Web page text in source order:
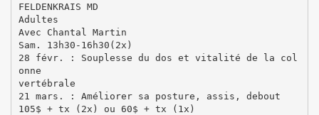
FELDENKRAIS MD
Adultes
Avec Chantal Martin
Sam. 13h30-16h30(2x)
28 févr. : Souplesse du dos et vitalité de la col
onne
vertébrale
21 mars. : Améliorer sa posture, assis, debout
105$ + tx (2x) ou 60$ + tx (1x)